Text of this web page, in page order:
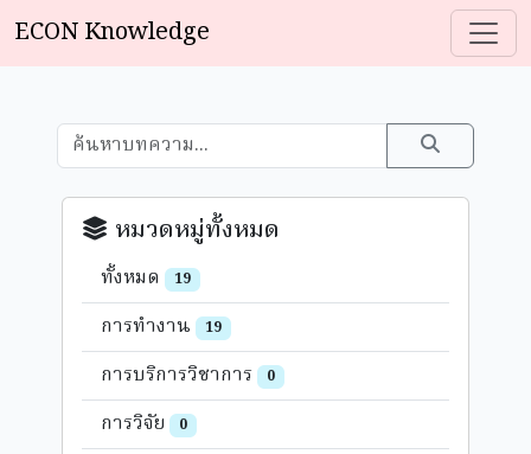
ECON Knowledge
หมวดหมู่ทั้งหมด
ทั้งหมด 19
การทำงาน 19
การบริการวิชาการ 0
การวิจัย 0